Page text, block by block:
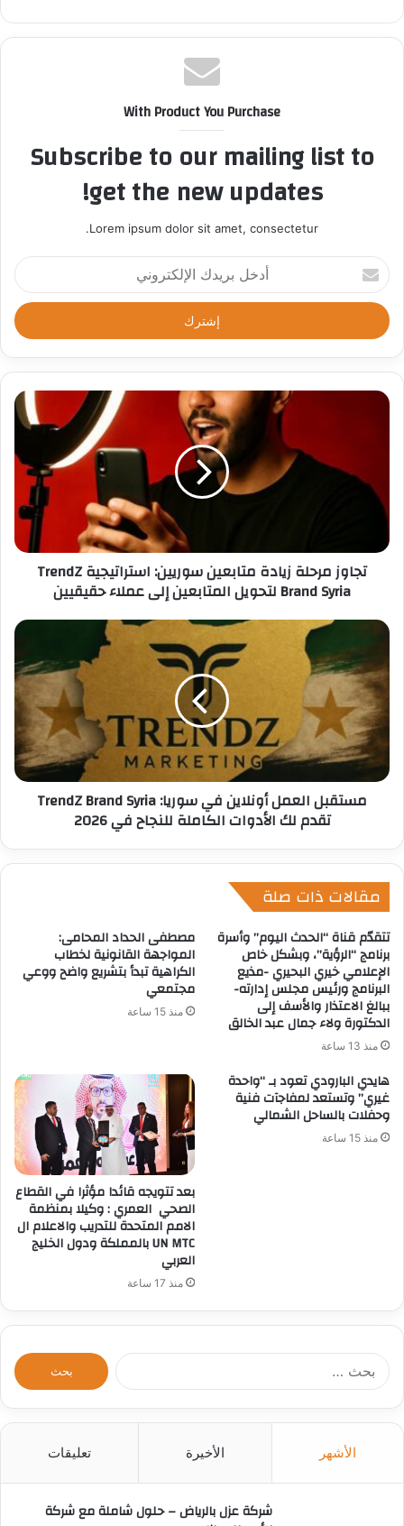
With Product You Purchase
Subscribe to our mailing list to
get the new updates!
Lorem ipsum dolor sit amet, consectetur.
أ
د
خ
ل
ر
د
ك
ر
تجاوز مرحلة زيادة متابعين سوريين: استراتيجية TrendZ
Brand Syria لتحويل المتابعين إلى عملاء حقيقيين
مستقبل العمل أونلاين في سوريا: TrendZ Brand Syria
تقدم لك الأدوات الكاملة للنجاح في 2026
مقالات ذات صلة
تتقدّم قناة “الحدث اليوم” وأسرة
برنامج “الرؤية”، وبشكل خاص
الإعلامي خيري البحيري -مذيع
البرنامج ورئيس مجلس إدارته-
ببالغ الاعتذار والأسف إلى
الدكتورة ولاء جمال عبد الخالق
منذ 13 ساعة
مصطفى الحداد المحامى:
المواجهة القانونية لخطاب
الكراهية تبدأ بتشريع واضح ووعي
مجتمعي
منذ 15 ساعة
هايدي البارودي تعود بـ “واحدة
غيري” وتستعد لمفاجآت فنية
وحفلات بالساحل الشمالي
منذ 15 ساعة
بعد تتويجه قائدا مؤثرا في القطاع
الصحي العمري : وكيلا بمنظمة
الامم المتحدة للتدريب والاعلام ال
UN MTC بالمملكة ودول الخليج
العربي
منذ 17 ساعة
الأشهر الأخيرة تعليقات
شركة عزل بالرياض – حلول شاملة مع شركة